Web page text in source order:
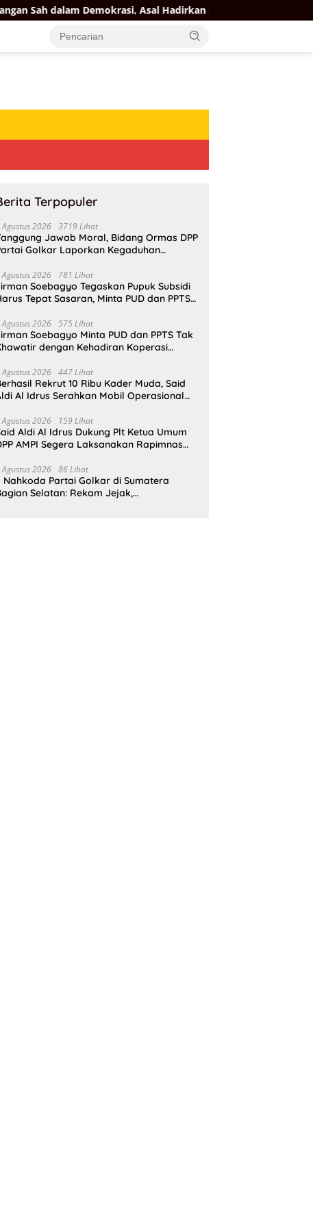
Asal Hadirkan Solusi Soedeson Tandra
Terpopuler
Agustus 2026 3719 Lihat
Jawab Moral, Bidang Ormas DPP
Golkar Laporkan Kegaduhan
Agustus 2026 781 Lihat
Soebagyo Tegaskan Pupuk Subsidi
Tepat Sasaran, Minta PUD dan PPTS
Agustus 2026 575 Lihat
Soebagyo Minta PUD dan PPTS Tak
dengan Kehadiran Koperasi
Agustus 2026 447 Lihat
Rekrut 10 Ribu Kader Muda, Said
Al Idrus Serahkan Mobil Operasional
Agustus 2026 159 Lihat
Aldi Al Idrus Dukung Plt Ketua Umum
AMPI Segera Laksanakan Rapimnas
Agustus 2026 86 Lihat
Nahkoda Partai Golkar di Sumatera
Selatan: Rekam Jejak,